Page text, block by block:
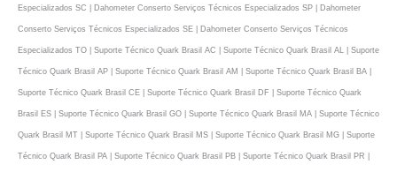
Especializados SC | Dahometer Conserto Serviços Técnicos Especializados SP | Dahometer
Conserto Serviços Técnicos Especializados SE | Dahometer Conserto Serviços Técnicos
Especializados TO | Suporte Técnico Quark Brasil AC | Suporte Técnico Quark Brasil AL | Suporte
Técnico Quark Brasil AP | Suporte Técnico Quark Brasil AM | Suporte Técnico Quark Brasil BA |
Suporte Técnico Quark Brasil CE | Suporte Técnico Quark Brasil DF | Suporte Técnico Quark
Brasil ES | Suporte Técnico Quark Brasil GO | Suporte Técnico Quark Brasil MA | Suporte Técnico
Quark Brasil MT | Suporte Técnico Quark Brasil MS | Suporte Técnico Quark Brasil MG | Suporte
Técnico Quark Brasil PA | Suporte Técnico Quark Brasil PB | Suporte Técnico Quark Brasil PR |